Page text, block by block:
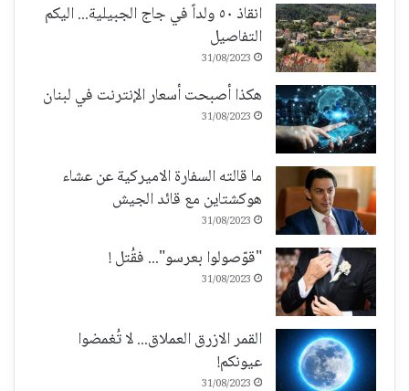
انقاذ ٥٠ ولداً في جاج الجبيلية... اليكم
التفاصيل
31/08/2023
هكذا أصبحت أسعار الإنترنت في لبنان
31/08/2023
ما قالته السفارة الاميركية عن عشاء
هوكشتاين مع قائد الجيش
31/08/2023
"قوّصولوا بعرسو"... فقُتل !
31/08/2023
القمر الازرق العملاق... لا تُغمضوا
عيونكم!
31/08/2023